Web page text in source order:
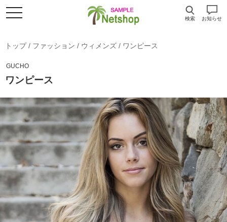
検索 お知らせ
トップ/ ファッション / ウィメンズ / ワンピース
GUCHO
ワンピース